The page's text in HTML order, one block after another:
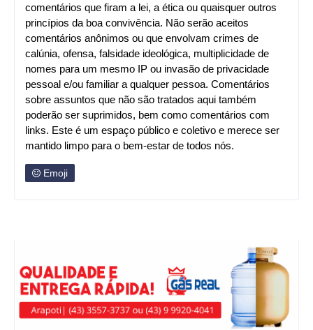
comentários que firam a lei, a ética ou quaisquer outros
princípios da boa convivência. Não serão aceitos
comentários anônimos ou que envolvam crimes de
calúnia, ofensa, falsidade ideológica, multiplicidade de
nomes para um mesmo IP ou invasão de privacidade
pessoal e/ou familiar a qualquer pessoa. Comentários
sobre assuntos que não são tratados aqui também
poderão ser suprimidos, bem como comentários com
links. Este é um espaço público e coletivo e merece ser
mantido limpo para o bem-estar de todos nós.
Emoji